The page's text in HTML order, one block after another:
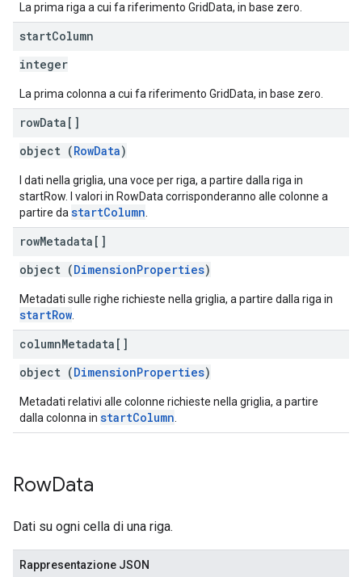
La prima riga a cui fa riferimento GridData, in base zero.
startColumn
integer
La prima colonna a cui fa riferimento GridData, in base zero.
rowData[]
object (RowData)
I dati nella griglia, una voce per riga, a partire dalla riga in
startRow. I valori in RowData corrisponderanno alle colonne a
partire da startColumn
rowMetadata[]
object (DimensionProperties)
Metadati sulle righe richieste nella griglia, a partire dalla riga in
startRow
columnMetadata[]
object (DimensionProperties)
Metadati relativi alle colonne richieste nella griglia, a partire
dalla colonna in startColumn
RowData
Dati su ogni cella di una riga.
Rappresentazione JSON